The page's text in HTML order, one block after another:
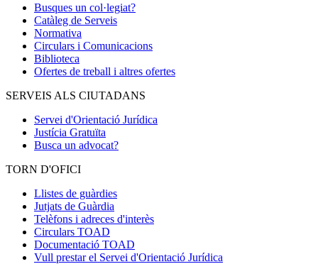
Busques un col·legiat?
Catàleg de Serveis
Normativa
Circulars i Comunicacions
Biblioteca
Ofertes de treball i altres ofertes
SERVEIS ALS CIUTADANS
Servei d'Orientació Jurídica
Justícia Gratuïta
Busca un advocat?
TORN D'OFICI
Llistes de guàrdies
Jutjats de Guàrdia
Telèfons i adreces d'interès
Circulars TOAD
Documentació TOAD
Vull prestar el Servei d'Orientació Jurídica